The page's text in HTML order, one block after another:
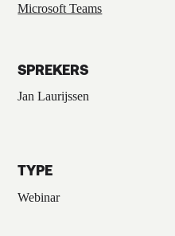
Microsoft Teams
SPREKERS
Jan Laurijssen
TYPE
Webinar